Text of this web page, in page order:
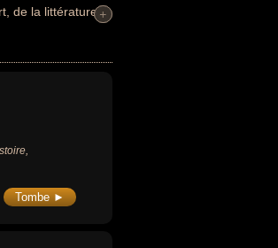
de la littérature,
homme
chef
rock, guitariste,
été francais,
+
+
Tombe ►